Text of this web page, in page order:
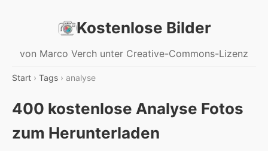
Kostenlose Bilder
von Marco Verch unter Creative-Commons-Lizenz
Start › Tags › analyse
400 kostenlose Analyse Fotos
zum Herunterladen